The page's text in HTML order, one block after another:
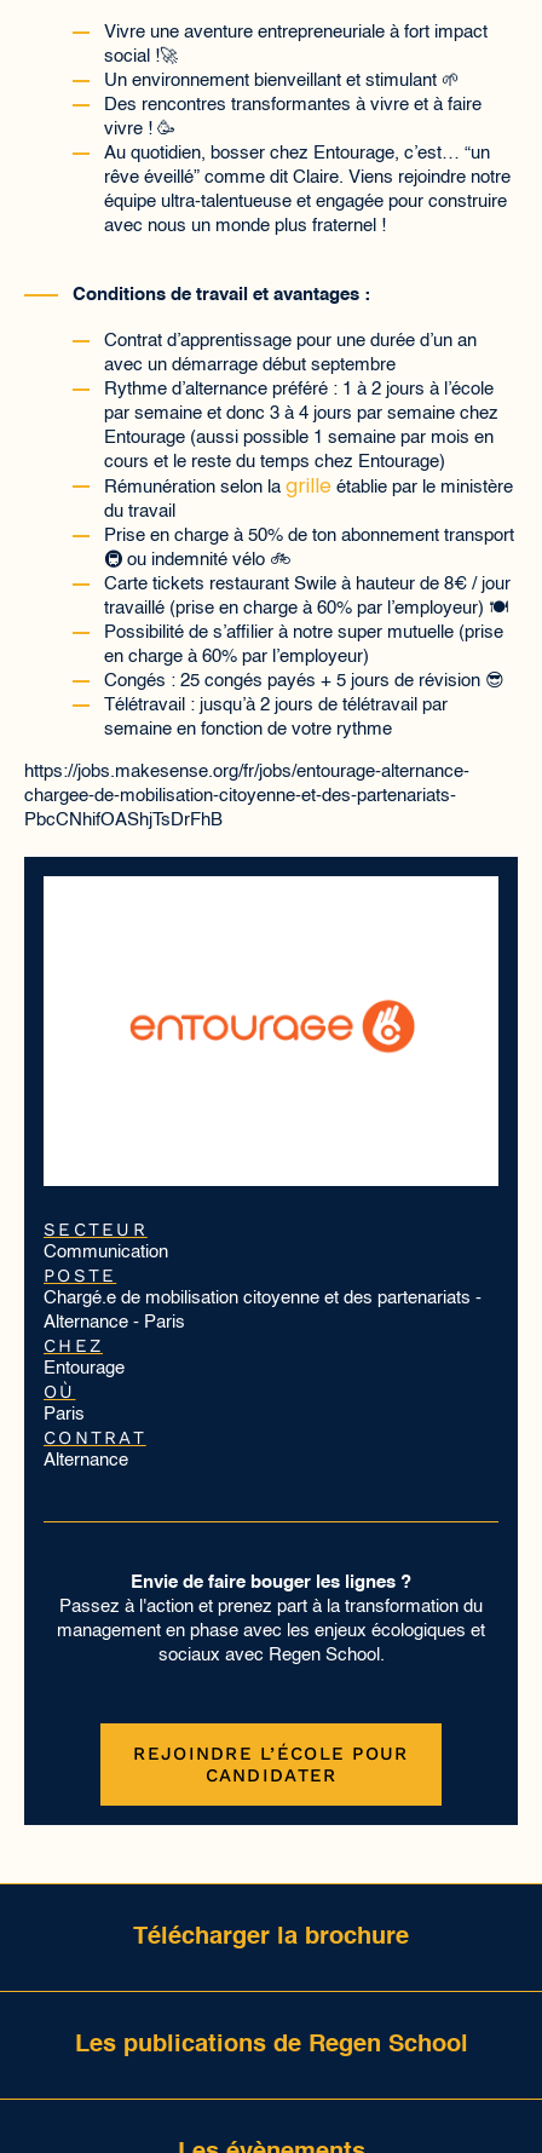
Vivre une aventure entrepreneuriale à fort impact
social !🚀
Un environnement bienveillant et stimulant 🌱
Des rencontres transformantes à vivre et à faire
vivre ! 🥳
Au quotidien, bosser chez Entourage, c’est… “un
rêve éveillé” comme dit Claire. Viens rejoindre notre
équipe ultra-talentueuse et engagée pour construire
avec nous un monde plus fraternel !
Conditions de travail et avantages :
Contrat d’apprentissage pour une durée d’un an
avec un démarrage début septembre
Rythme d’alternance préféré : 1 à 2 jours à l’école
par semaine et donc 3 à 4 jours par semaine chez
Entourage (aussi possible 1 semaine par mois en
cours et le reste du temps chez Entourage)
Rémunération selon la grille établie par le ministère
du travail
Prise en charge à 50% de ton abonnement transport
🚇 ou indemnité vélo 🚲
Carte tickets restaurant Swile à hauteur de 8€ / jour
travaillé (prise en charge à 60% par l’employeur) 🍽️
Possibilité de s’affilier à notre super mutuelle (prise
en charge à 60% par l’employeur)
Congés : 25 congés payés + 5 jours de révision 😎
Télétravail : jusqu’à 2 jours de télétravail par
semaine en fonction de votre rythme
https://jobs.makesense.org/fr/jobs/entourage-alternance-
chargee-de-mobilisation-citoyenne-et-des-partenariats-
PbcCNhifOAShjTsDrFhB
SECTEUR
Communication
POSTE
Chargé.e de mobilisation citoyenne et des partenariats -
Alternance - Paris
CHEZ
Entourage
OÙ
Paris
CONTRAT
Alternance
Envie de faire bouger les lignes ?
Passez à l'action et prenez part à la transformation du
management en phase avec les enjeux écologiques et
sociaux avec Regen School.
REJOINDRE L’ÉCOLE POUR
CANDIDATER
Télécharger la brochure
Les publications de Regen School